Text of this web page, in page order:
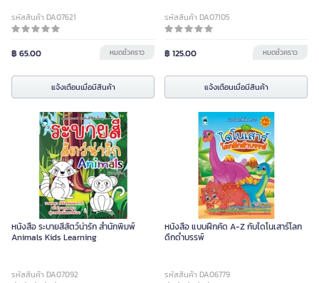
รหัสสินค้า DA07621
฿ 65.00 หมดชั่วคราว
แจ้งเตือนเมื่อมีสินค้า
รหัสสินค้า DA07105
฿ 125.00 หมดชั่วคราว
แจ้งเตือนเมื่อมีสินค้า
หนังสือ ระบายสีสัตว์น่ารัก สำนักพิมพ์
Animals Kids Learning
รหัสสินค้า DA07092
หนังสือ แบบฝึกคัด A-Z กับไดโนเสาร์โลก
ดึกดำบรรพ์
รหัสสินค้า DA06779